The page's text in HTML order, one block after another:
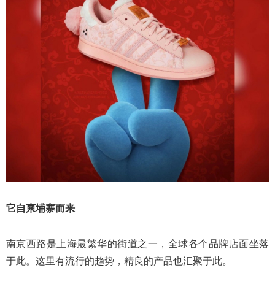
它自柬埔寨而来
南京西路是上海最繁华的街道之一，全球各个品牌店面坐落
于此。这里有流行的趋势，精良的产品也汇聚于此。